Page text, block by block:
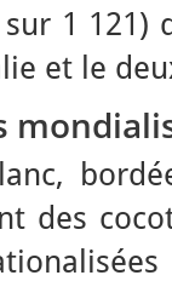
1 121)
et le
des